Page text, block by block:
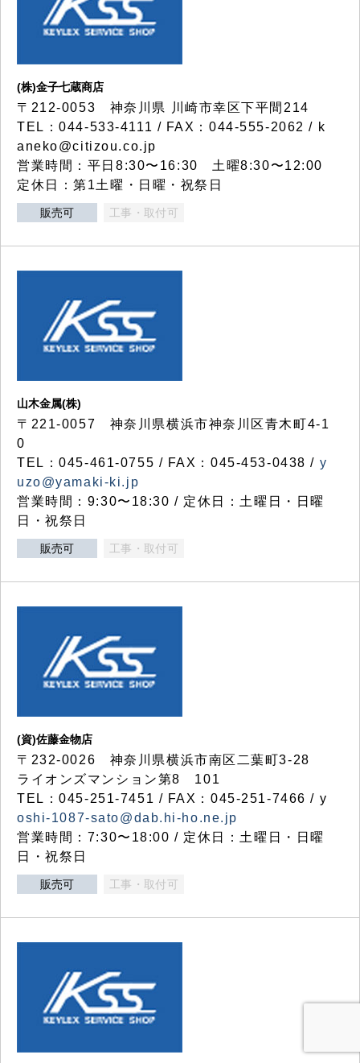
(株)金子七蔵商店
〒212-0053 神奈川県 川崎市幸区下平間214
TEL：044-533-4111 / FAX：044-555-2062 / k
aneko@citizou.co.jp
営業時間：平日8:30〜16:30 土曜8:30〜12:00
定休日：第1土曜・日曜・祝祭日
販売可 工事・取付可
山木金属(株)
〒221-0057 神奈川県横浜市神奈川区青木町4-1
0
TEL：045-461-0755 / FAX：045-453-0438 / y
uzo@yamaki-ki.jp
営業時間：9:30〜18:30 / 定休日：土曜日・日曜
日・祝祭日
販売可 工事・取付可
(資)佐藤金物店
〒232-0026 神奈川県横浜市南区二葉町3-28
ライオンズマンション第8 101
TEL：045-251-7451 / FAX：045-251-7466 / y
oshi-1087-sato@dab.hi-ho.ne.jp
営業時間：7:30〜18:00 / 定休日：土曜日・日曜
日・祝祭日
販売可 工事・取付可